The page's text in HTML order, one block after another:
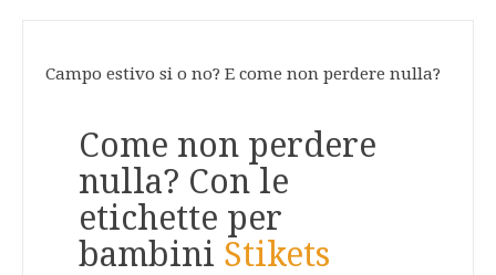
Campo estivo si o no? E come non perdere nulla?
Come non perdere
nulla? Con le
etichette per
bambini Stikets